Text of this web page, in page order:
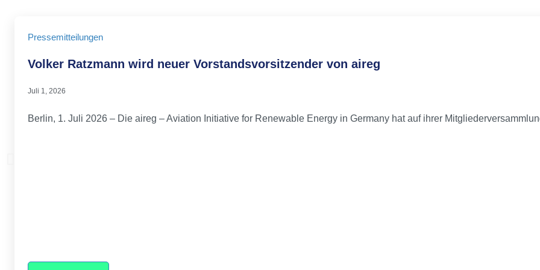
Pressemitteilungen
Volker Ratzmann wird neuer Vorstandsvorsitzender von aireg
Juli 1, 2026
Berlin, 1. Juli 2026 – Die aireg – Aviation Initiative for Renewable Energy in Germany hat auf ihrer